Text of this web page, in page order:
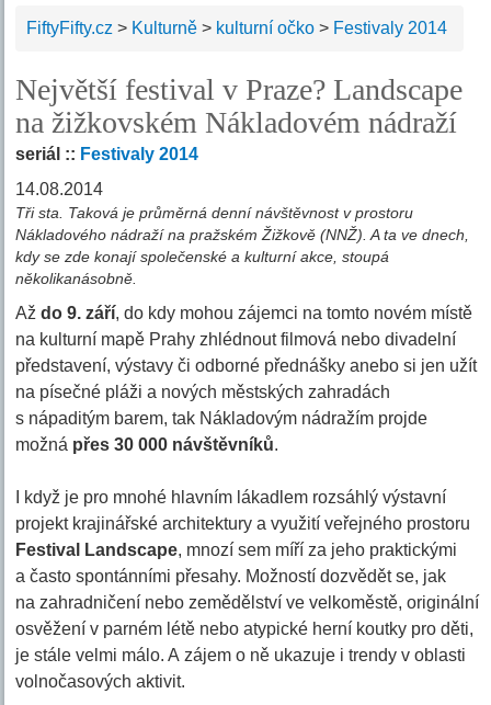
FiftyFifty.cz > Kulturně > kulturní očko > Festivaly 2014
Největší festival v Praze? Landscape
na žižkovském Nákladovém nádraží
seriál :: Festivaly 2014
14.08.2014
Tři sta. Taková je průměrná denní návštěvnost v prostoru
Nákladového nádraží na pražském Žižkově (NNŽ). A ta ve dnech,
kdy se zde konají společenské a kulturní akce, stoupá
několikanásobně.
Aždo 9. září, do kdy mohou zájemci na tomto novém místě
na kulturní mapě Prahy zhlédnout filmová nebo divadelní
představení, výstavy či odborné přednášky anebo si jen užít
na písečné pláži a nových městských zahradách
s nápaditým barem, tak Nákladovým nádražím projde
možná přes 30 000 návštěvníků.
I když je pro mnohé hlavním lákadlem rozsáhlý výstavní
projekt krajinářské architektury a využití veřejného prostoru
Festival Landscape, mnozí sem míří za jeho praktickými
a často spontánními přesahy. Možností dozvědět se, jak
na zahradničení nebo zemědělství ve velkoměstě, originální
osvěžení v parném létě nebo atypické herní koutky pro děti,
je stále velmi málo. A zájem o ně ukazuje i trendy v oblasti
volnočasových aktivit.